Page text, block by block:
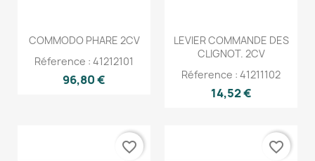
COMMODO PHARE 2CV
Réference : 41212101
96,80 €
LEVIER COMMANDE DES
CLIGNOT. 2CV
Réference : 41211102
14,52 €
favorite_border favorite_border